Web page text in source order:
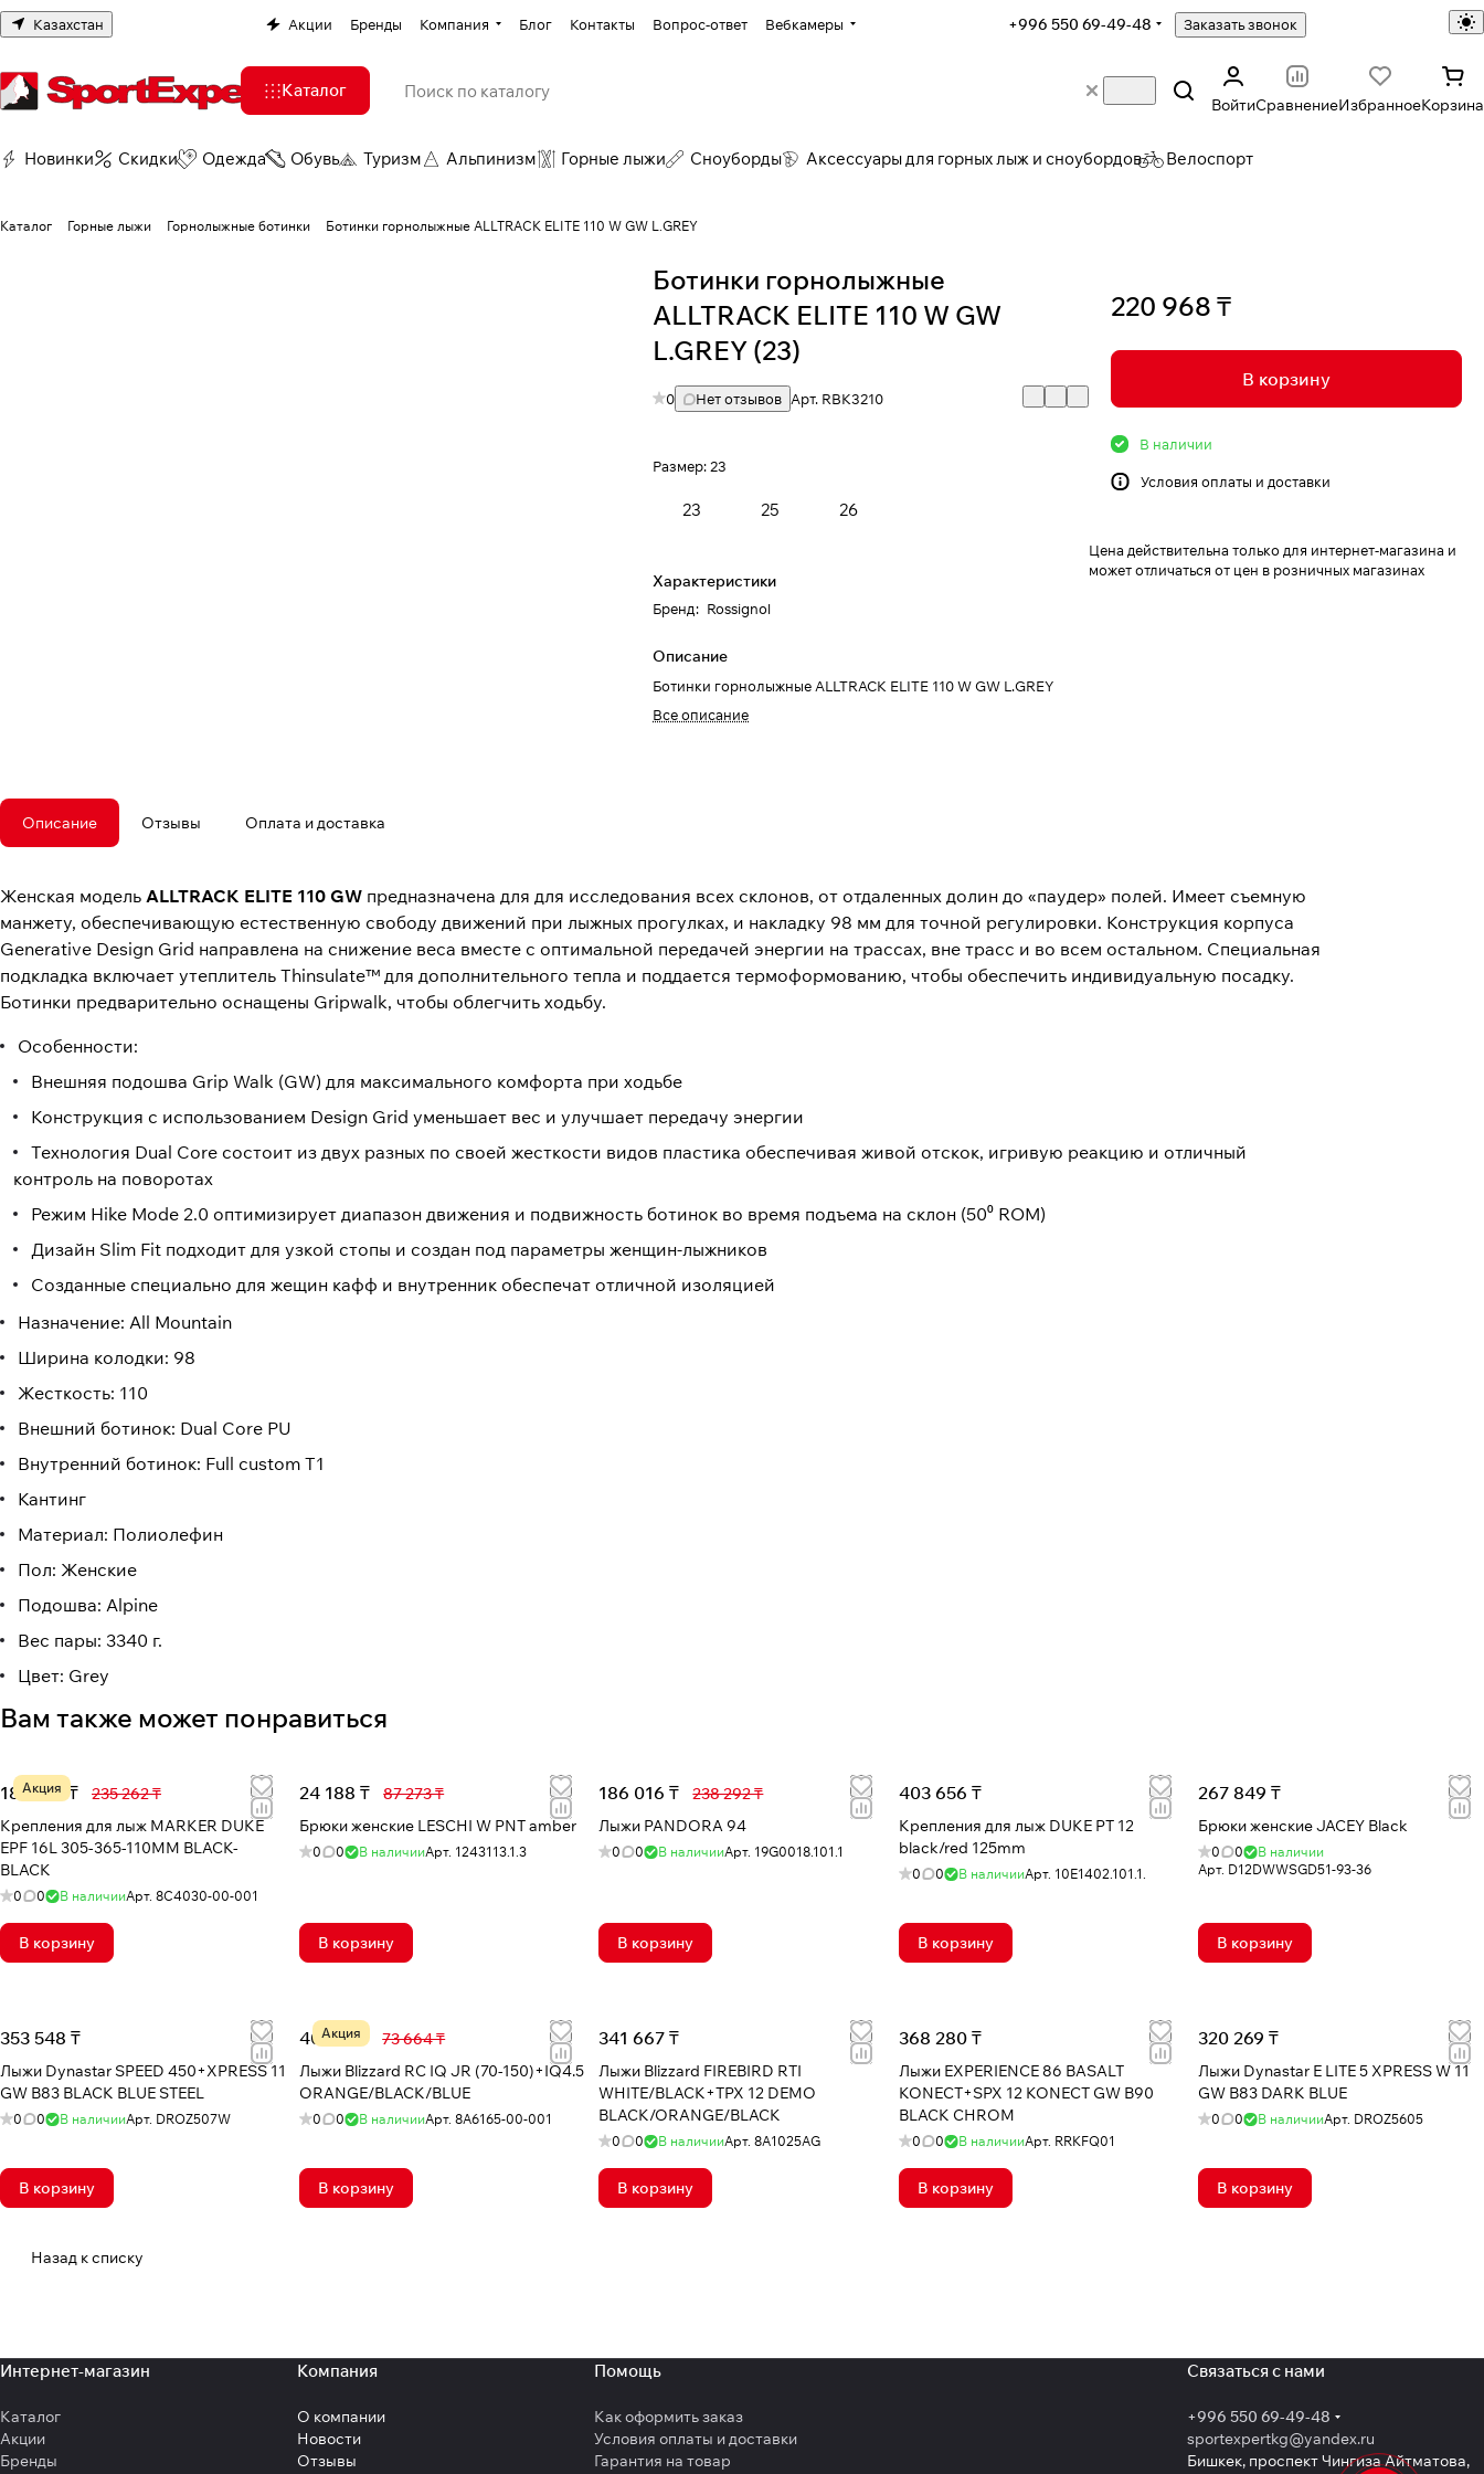
Казахстан Акции Бренды Компания Блог Контакты Вопрос-ответ Вебкамеры +996 550 69-49-48 Заказать звонок
Каталог
ВойтиСравнениеИзбранноеКорзина
Новинки Скидки Одежда Обувь Туризм Альпинизм Горные лыжи Сноуборды Аксессуары для горных лыж и сноубордов Велоспорт
Каталог Горные лыжи Горнолыжные ботинки Ботинки горнолыжные ALLTRACK ELITE 110 W GW L.GREY
Ботинки горнолыжные
ALLTRACK ELITE 110 W GW
L.GREY (23)
0 Нет отзывов Арт. RBK3210
Размер:23
23 25 26
Характеристики
Бренд: Rossignol
Описание
Ботинки горнолыжные ALLTRACK ELITE 110 W GW L.GREY
Все описание
220 968 ₸
В корзину
В наличии
Условия оплаты и доставки
Цена действительна только для интернет-магазина и
может отличаться от цен в розничных магазинах
Описание Отзывы Оплата и доставка
Женская модель ALLTRACK ELITE 110 GW предназначена для для исследования всех склонов, от отдаленных долин до «паудер» полей. Имеет съемную
манжету, обеспечивающую естественную свободу движений при лыжных прогулках, и накладку 98 мм для точной регулировки. Конструкция корпуса
Generative Design Grid направлена на снижение веса вместе с оптимальной передачей энергии на трассах, вне трасс и во всем остальном. Специальная
подкладка включает утеплитель Thinsulate™ для дополнительного тепла и поддается термоформованию, чтобы обеспечить индивидуальную посадку.
Ботинки предварительно оснащены Gripwalk, чтобы облегчить ходьбу.
Особенности:
Внешняя подошва Grip Walk (GW) для максимального комфорта при ходьбе
Конструкция с использованием Design Grid уменьшает вес и улучшает передачу энергии
Технология Dual Core состоит из двух разных по своей жесткости видов пластика обеспечивая живой отскок, игривую реакцию и отличный
контроль на поворотах
Режим Hike Mode 2.0 оптимизирует диапазон движения и подвижность ботинок во время подъема на склон (50⁰ ROM)
Дизайн Slim Fit подходит для узкой стопы и создан под параметры женщин-лыжников
Созданные специально для жещин кафф и внутренник обеспечат отличной изоляцией
Назначение: All Mountain
Ширина колодки: 98
Жесткость: 110
Внешний ботинок: Dual Core PU
Внутренний ботинок: Full custom T1
Кантинг
Материал: Полиолефин
Пол: Женские
Подошва: Alpine
Вес пары: 3340 г.
Цвет: Grey
Вам также может понравиться
Акция
183 661 ₸
235 262 ₸
Крепления для лыж MARKER DUKE
EPF 16L 305-365-110MM BLACK-
BLACK
0 0 В наличииАрт. 8C4030-00-001
В корзину
24 188 ₸
87 273 ₸
Брюки женские LESCHI W PNT amber
0 0 В наличииАрт. 1243113.1.3
В корзину
186 016 ₸
238 292 ₸
Лыжи PANDORA 94
0 0 В наличииАрт. 19G0018.101.1
В корзину
403 656 ₸
Крепления для лыж DUKE PT 12
black/red 125mm
0 0 В наличииАрт. 10E1402.101.1.
В корзину
267 849 ₸
Брюки женские JACEY Black
0 0
В наличии
Арт. D12DWWSGD51-93-36
В корзину
353 548 ₸
Лыжи Dynastar SPEED 450+XPRESS 11
GW B83 BLACK BLUE STEEL
0 0 В наличииАрт. DROZ507W
В корзину
Акция
40 317 ₸
73 664 ₸
Лыжи Blizzard RC IQ JR (70-150)+IQ4.5
ORANGE/BLACK/BLUE
0 0 В наличииАрт.8A6165-00-001
В корзину
341 667 ₸
Лыжи Blizzard FIREBIRD RTI
WHITE/BLACK+TPX 12 DEMO
BLACK/ORANGE/BLACK
0 0 В наличииАрт.8A1025AG
В корзину
368 280 ₸
Лыжи EXPERIENCE 86 BASALT
KONECT+SPX 12 KONECT GW B90
BLACK CHROM
0 0 В наличииАрт. RRKFQ01
В корзину
320 269 ₸
Лыжи Dynastar E LITE 5 XPRESS W 11
GW B83 DARK BLUE
0 0 В наличииАрт. DROZ5605
В корзину
Назад к списку
Интернет-магазин
Каталог
Акции
Бренды
Компания
О компании
Новости
Отзывы
Помощь
Как оформить заказ
Условия оплаты и доставки
Гарантия на товар
Связаться с нами
+996 550 69-49-48
sportexpertkg@yandex.ru
Бишкек, проспект Чингиза Айтматова,